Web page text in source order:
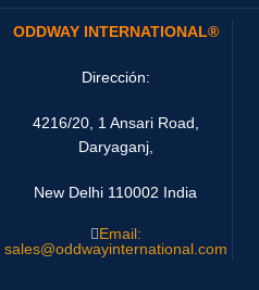
ODDWAY INTERNATIONAL®
Dirección:
4216/20, 1 Ansari Road,
Daryaganj,
New Delhi 110002 India
Email:
sales@oddwayinternational.com